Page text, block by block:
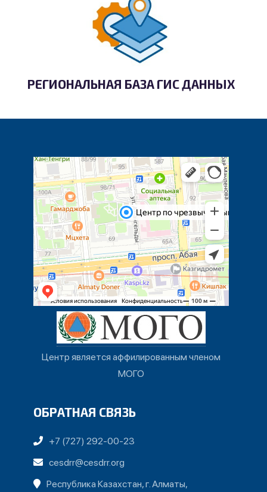
РЕГИОНАЛЬНАЯ БАЗА ГИС ДАННЫХ
Центр является аффилированным членом
МОГО
ОБРАТНАЯ СВЯЗЬ
+7 (727) 292-00-23
cesdrr@cesdrr.org
Республика Казахстан, г. Алматы,